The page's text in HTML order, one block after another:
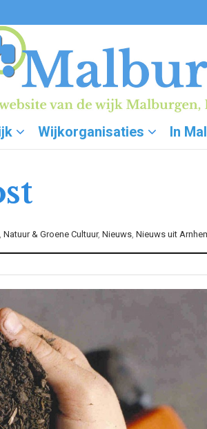
Wijkorganisaties In
, Natuur & Groene Cultuur, Nieuws, Nieuws uit